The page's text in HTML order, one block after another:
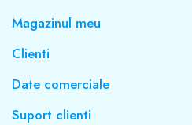
Magazinul meu
Clienti
Date comerciale
Suport clienti